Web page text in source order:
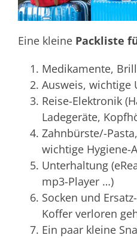
Eine kleine Packliste
Medikamente,
Ausweis, wichtige
Reise-Elektronik
Ladegeräte,
Zahnbürste/-
wichtige Hygiene-
Unterhaltung
mp3-Player …)
Socken und
Koffer verloren
Ein paar kleine